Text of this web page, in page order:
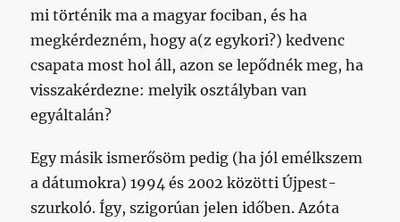
mi történik ma a magyar fociban, és ha
megkérdezném, hogy a(z egykori?) kedvenc
csapata most hol áll, azon se lepődnék meg, ha
visszakérdezne: melyik osztályban van
egyáltalán?
Egy másik ismerősöm pedig (ha jól emélkszem
a dátumokra) 1994 és 2002 közötti Újpest-
szurkoló. Így, szigorúan jelen időben. Azóta